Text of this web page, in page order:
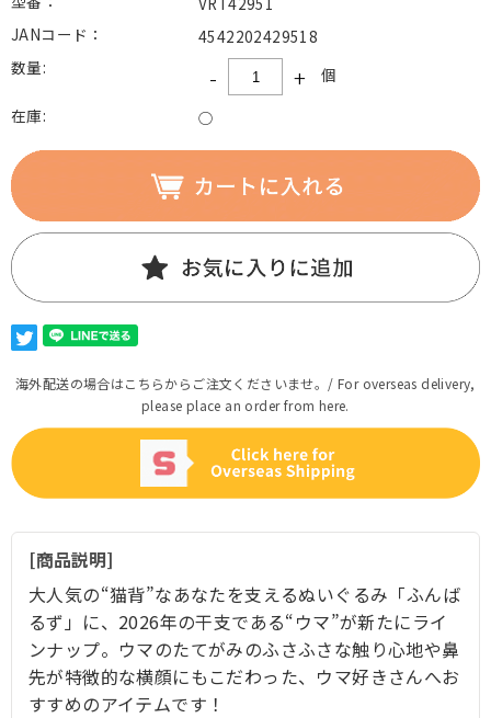
JANコード：
4542202429518
数量:
- +
個
在庫:
○
海外配送の場合はこちらからご注文くださいませ。/ For overseas delivery,
please place an order from here.
商品説明
大人気の“猫背”なあなたを支えるぬいぐるみ「ふんば
るず」に、2026年の干支である“ウマ”が新たにライ
ンナップ。ウマのたてがみのふさふさな触り心地や鼻
先が特徴的な横顔にもこだわった、ウマ好きさんへお
すすめのアイテムです！